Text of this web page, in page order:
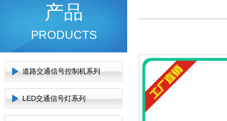
产品
PRODUCTS
道路交通信号控制机系列
LED交通信号灯系列